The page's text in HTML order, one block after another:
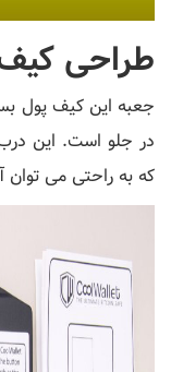
طراحی
جعبه این کیف پول
در جلو است. این
که به راحتی می توان